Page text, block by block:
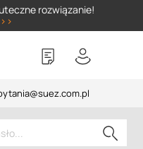
rozwiązanie!